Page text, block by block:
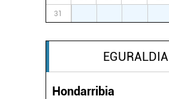
31
EGURALDIA
Hondarribia